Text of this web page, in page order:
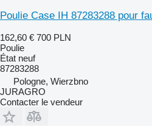
Poulie Case IH 87283288 pour
162,60 € 700 PLN
Poulie
État neuf
87283288
Pologne, Wierzbno
JURAGRO
Contacter le vendeur